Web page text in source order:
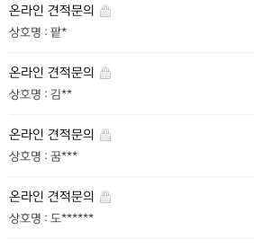
온라인 견적문의
상호명 : 팥*
온라인 견적문의
상호명 : 김**
온라인 견적문의
상호명 : 꿈***
온라인 견적문의
상호명 : 도******